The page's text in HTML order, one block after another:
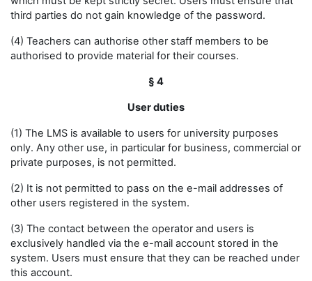
third parties do not gain knowledge of the password.
(4) Teachers can authorise other staff members to be
authorised to provide material for their courses.
§ 4
User duties
(1) The LMS is available to users for university purposes
only. Any other use, in particular for business, commercial or
private purposes, is not permitted.
(2) It is not permitted to pass on the e-mail addresses of
other users registered in the system.
(3) The contact between the operator and users is
exclusively handled via the e-mail account stored in the
system. Users must ensure that they can be reached under
this account.